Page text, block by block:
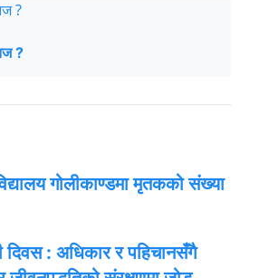
?
गोलीकाण्डमा मृतकको संख्या
दिवस : अधिकार र पहिचानसँगै